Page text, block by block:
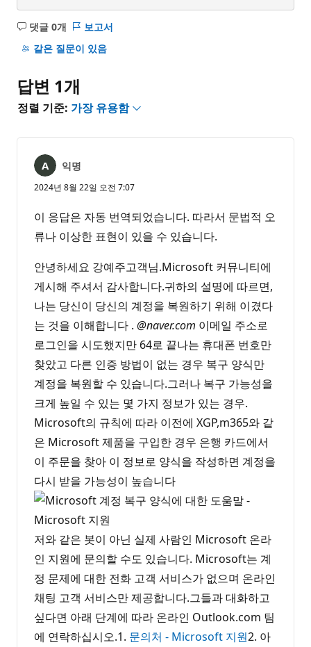
댓글 0개
설
명
음
보고서
같은 질문이 있음
답변 1개
정렬 기준: 가장 유용함
익명
2024년 8월 22일 오전 7:07
이 응답은 자동 번역되었습니다. 따라서 문법적 오
류나 이상한 표현이 있을 수 있습니다.
안녕하세요 강예주고객님.Microsoft 커뮤니티에
게시해 주셔서 감사합니다.귀하의 설명에 따르면,
나는 당신이 당신의 계정을 복원하기 위해 이겼다
는 것을 이해합니다 . @naver.com 이메일 주소로
로그인을 시도했지만 64로 끝나는 휴대폰 번호만
찾았고 다른 인증 방법이 없는 경우 복구 양식만
계정을 복원할 수 있습니다.그러나 복구 가능성을
크게 높일 수 있는 몇 가지 정보가 있는 경우.
Microsoft의 규칙에 따라 이전에 XGP,m365와 같
은 Microsoft 제품을 구입한 경우 은행 카드에서
이 주문을 찾아 이 정보로 양식을 작성하면 계정을
다시 받을 가능성이 높습니다
저와 같은 봇이 아닌 실제 사람인 Microsoft 온라
인 지원에 문의할 수도 있습니다. Microsoft는 계
정 문제에 대한 전화 고객 서비스가 없으며 온라인
채팅 고객 서비스만 제공합니다.그들과 대화하고
싶다면 아래 단계에 따라 온라인 Outlook.com 팀
에 연락하십시오.1. 문의처 - Microsoft 지원2. 아